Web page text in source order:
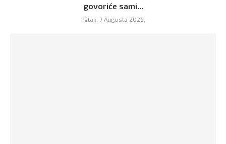
govoriće sami...
Petak, 7 Augusta 2026,